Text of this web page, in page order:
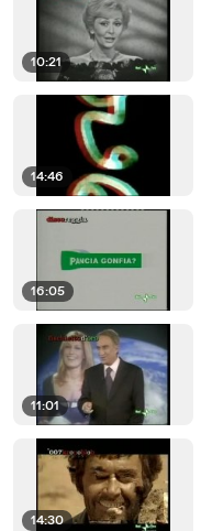
10:21
14:46
16:05
11:01
14:30